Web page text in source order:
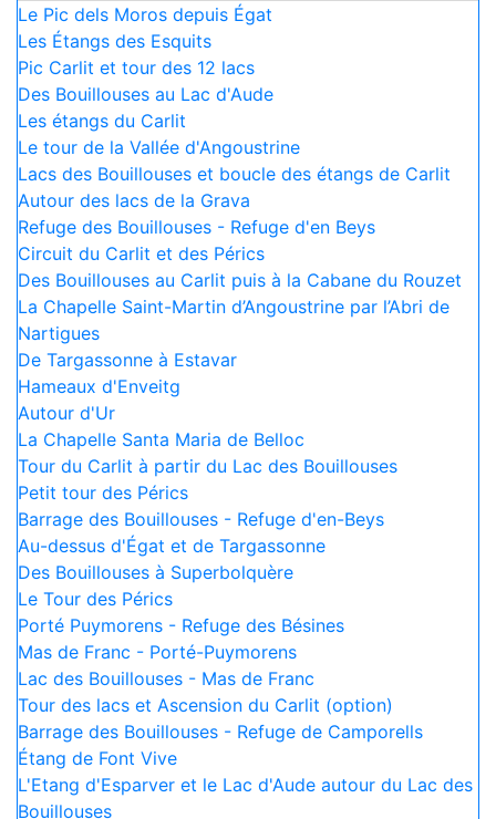
Le Pic dels Moros depuis Égat
Les Étangs des Esquits
Pic Carlit et tour des 12 lacs
Des Bouillouses au Lac d'Aude
Les étangs du Carlit
Le tour de la Vallée d'Angoustrine
Lacs des Bouillouses et boucle des étangs de Carlit
Autour des lacs de la Grava
Refuge des Bouillouses - Refuge d'en Beys
Circuit du Carlit et des Pérics
Des Bouillouses au Carlit puis à la Cabane du Rouzet
La Chapelle Saint-Martin d’Angoustrine par l’Abri de
Nartigues
De Targassonne à Estavar
Hameaux d'Enveitg
Autour d'Ur
La Chapelle Santa Maria de Belloc
Tour du Carlit à partir du Lac des Bouillouses
Petit tour des Pérics
Barrage des Bouillouses - Refuge d'en-Beys
Au-dessus d'Égat et de Targassonne
Des Bouillouses à Superbolquère
Le Tour des Pérics
Porté Puymorens - Refuge des Bésines
Mas de Franc - Porté-Puymorens
Lac des Bouillouses - Mas de Franc
Tour des lacs et Ascension du Carlit (option)
Barrage des Bouillouses - Refuge de Camporells
Étang de Font Vive
L'Etang d'Esparver et le Lac d'Aude autour du Lac des
Bouillouses